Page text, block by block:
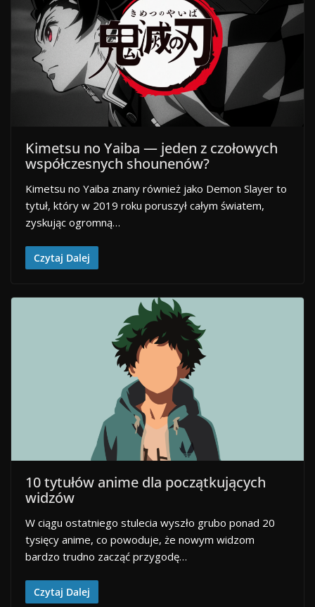
Kimetsu no Yaiba — jeden z czołowych
współczesnych shounenów?
Kimetsu no Yaiba znany również jako Demon Slayer to
tytuł, który w 2019 roku poruszył całym światem,
zyskując ogromną…
Czytaj Dalej
10 tytułów anime dla początkujących
widzów
W ciągu ostatniego stulecia wyszło grubo ponad 20
tysięcy anime, co powoduje, że nowym widzom
bardzo trudno zacząć przygodę…
Czytaj Dalej